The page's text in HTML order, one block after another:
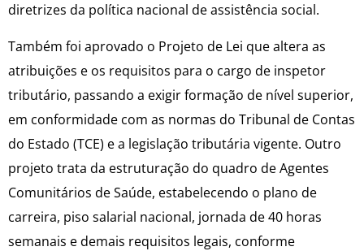
diretrizes da política nacional de assistência social.
Também foi aprovado o Projeto de Lei que altera as
atribuições e os requisitos para o cargo de inspetor
tributário, passando a exigir formação de nível superior,
em conformidade com as normas do Tribunal de Contas
do Estado (TCE) e a legislação tributária vigente. Outro
projeto trata da estruturação do quadro de Agentes
Comunitários de Saúde, estabelecendo o plano de
carreira, piso salarial nacional, jornada de 40 horas
semanais e demais requisitos legais, conforme